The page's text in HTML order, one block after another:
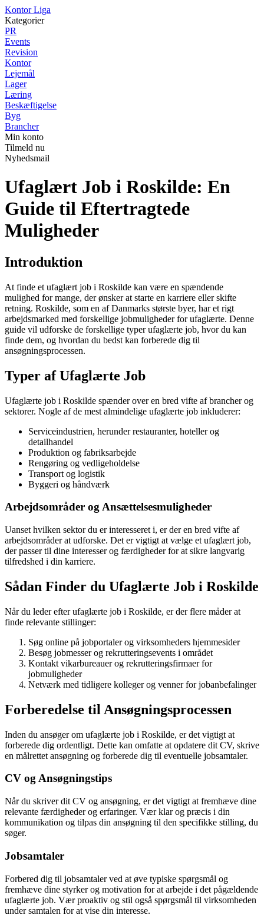
KontorLiga
Kategorier
PR
Events
Revision
Kontor
Lejemål
Lager
Læring
Beskæftigelse
Byg
Brancher
Min konto
Tilmeld nu
Nyhedsmail
Ufaglært Job i Roskilde: En
Guide til Eftertragtede
Muligheder
Introduktion
At finde et ufaglært job i Roskilde kan være en spændende
mulighed for mange, der ønsker at starte en karriere eller skifte
retning. Roskilde, som en af Danmarks største byer, har et rigt
arbejdsmarked med forskellige jobmuligheder for ufaglærte. Denne
guide vil udforske de forskellige typer ufaglærte job, hvor du kan
finde dem, og hvordan du bedst kan forberede dig til
ansøgningsprocessen.
Typer af Ufaglærte Job
Ufaglærte job i Roskilde spænder over en bred vifte af brancher og
sektorer. Nogle af de mest almindelige ufaglærte job inkluderer:
Serviceindustrien, herunder restauranter, hoteller og
detailhandel
Produktion og fabriksarbejde
Rengøring og vedligeholdelse
Transport og logistik
Byggeri og håndværk
Arbejdsområder og Ansættelsesmuligheder
Uanset hvilken sektor du er interesseret i, er der en bred vifte af
arbejdsområder at udforske. Det er vigtigt at vælge et ufaglært job,
der passer til dine interesser og færdigheder for at sikre langvarig
tilfredshed i din karriere.
Sådan Finder du Ufaglærte Job i Roskilde
Når du leder efter ufaglærte job i Roskilde, er der flere måder at
finde relevante stillinger:
Søg online på jobportaler og virksomheders hjemmesider
Besøg jobmesser og rekrutteringsevents i området
Kontakt vikarbureauer og rekrutteringsfirmaer for
jobmuligheder
Netværk med tidligere kolleger og venner for jobanbefalinger
Forberedelse til Ansøgningsprocessen
Inden du ansøger om ufaglærte job i Roskilde, er det vigtigt at
forberede dig ordentligt. Dette kan omfatte at opdatere dit CV, skrive
en målrettet ansøgning og forberede dig til eventuelle jobsamtaler.
CV og Ansøgningstips
Når du skriver dit CV og ansøgning, er det vigtigt at fremhæve dine
relevante færdigheder og erfaringer. Vær klar og præcis i din
kommunikation og tilpas din ansøgning til den specifikke stilling, du
søger.
Jobsamtaler
Forbered dig til jobsamtaler ved at øve typiske spørgsmål og
fremhæve dine styrker og motivation for at arbejde i det pågældende
ufaglærte job. Vær proaktiv og stil også spørgsmål til virksomheden
under samtalen for at vise din interesse.